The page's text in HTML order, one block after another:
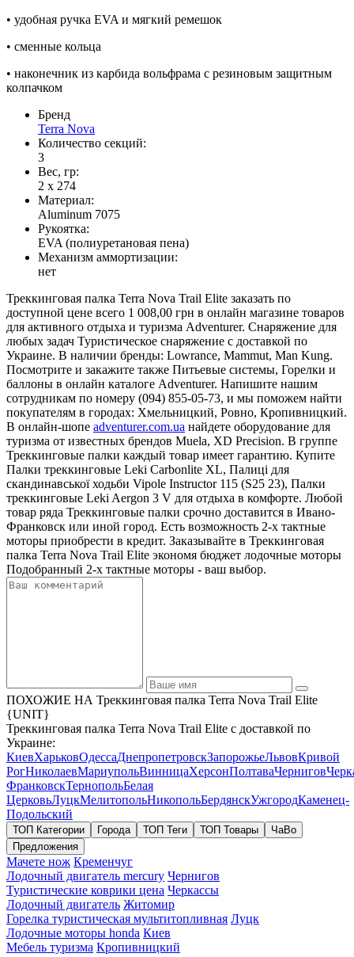
• удобная ручка EVA и мягкий ремешок
• сменные кольца
• наконечник из карбида вольфрама с резиновым защитным
колпачком
Бренд
Terra Nova
Количество секций:
3
Вес, гр:
2 х 274
Материал:
Aluminum 7075
Рукоятка:
EVA (полиуретановая пена)
Механизм аммортизации:
нет
Треккинговая палка Terra Nova Trail Elite заказать по
доступной цене всего 1 008,00 грн в онлайн магазине товаров
для активного отдыха и туризма Adventurer. Снаряжение для
любых задач Туристическое снаряжение с доставкой по
Украине. В наличии бренды: Lowrance, Mammut, Man Kung.
Посмотрите и закажите также Питьевые системы, Горелки и
баллоны в онлайн каталоге Adventurer. Напишите нашим
сотрудникам по номеру (094) 855-05-73, и мы поможем найти
покупателям в городах: Хмельницкий, Ровно, Кропивницкий.
В онлайн-шопе adventurer.com.ua найдете оборудование для
туризма от известных брендов Muela, XD Precision. В группе
Треккинговые палки каждый товар имеет гарантию. Купите
Палки треккинговые Leki Carbonlite XL, Палиці для
скандинавської ходьби Vipole Instructor 115 (S25 23), Палки
треккинговые Leki Aergon 3 V для отдыха в комфорте. Любой
товар ряда Треккинговые палки срочно доставится в Ивано-
Франковск или иной город. Есть возможность 2-х тактные
моторы приобрести в кредит. Заказывайте в Треккинговая
палка Terra Nova Trail Elite экономя бюджет лодочные моторы
Подобранный 2-х тактные моторы - ваш выбор.
ПОХОЖИЕ НА Треккинговая палка Terra Nova Trail Elite
{UNIT}
Треккинговая палка Terra Nova Trail Elite с доставкой по
Украине:
КиевХарьковОдессаДнепропетровскЗапорожьеЛьвовКривой
РогНиколаевМариупольВинницаХерсонПолтаваЧернигов
ФранковскТернопольБелая
ЦерковьЛуцкМелитопольНикопольБердянскУжгородКаменец-
Подольский
ТОП Категории Города ТОП Теги ТОП Товары
ЧаВо
Предложения
Мачете нож Кременчуг
Лодочный двигатель mercury Чернигов
Туристические коврики цена Черкассы
Лодочный двигатель Житомир
Горелка туристическая мультитопливная Луцк
Лодочные моторы honda Киев
Мебель туризма Кропивницкий